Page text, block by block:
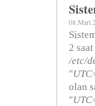
2
/etc/
"
olan
"